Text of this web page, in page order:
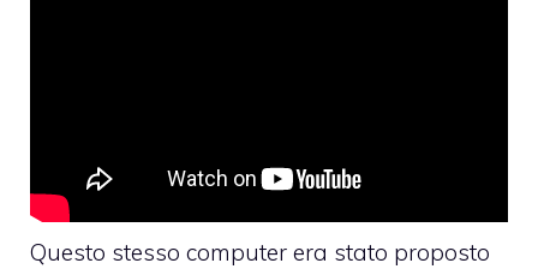
Questo stesso computer era stato proposto